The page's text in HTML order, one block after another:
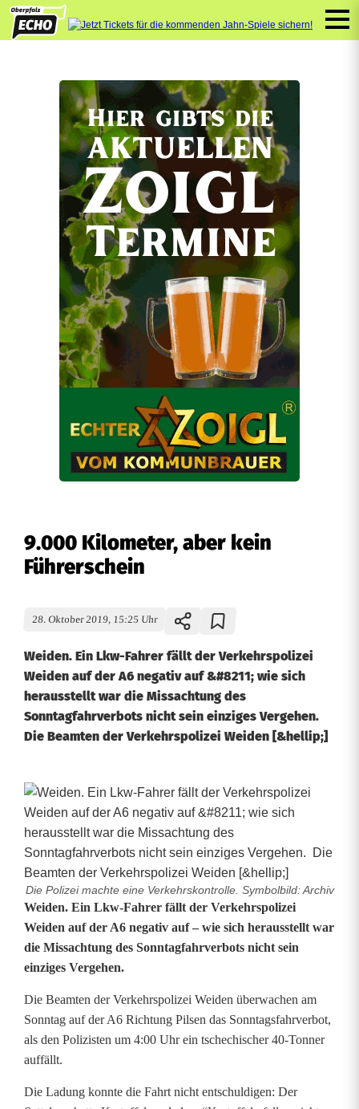
9.000 Kilometer, aber kein
Führerschein
28. Oktober 2019, 15:25 Uhr
Weiden. Ein Lkw-Fahrer fällt der Verkehrspolizei
Weiden auf der A6 negativ auf &#8211; wie sich
herausstellt war die Missachtung des
Sonntagfahrverbots nicht sein einziges Vergehen.
Die Beamten der Verkehrspolizei Weiden [&hellip;]
Die Polizei machte eine Verkehrskontrolle. Symbolbild: Archiv
9
.
0
0
0
K
i
Weiden. Ein Lkw-Fahrer fällt der Verkehrspolizei
Weiden auf der A6 negativ auf – wie sich herausstellt war
die Missachtung des Sonntagfahrverbots nicht sein
einziges Vergehen.
Die Beamten der Verkehrspolizei Weiden überwachen am
Sonntag auf der A6 Richtung Pilsen das Sonntagsfahrverbot,
als den Polizisten um 4:00 Uhr ein tschechischer 40-Tonner
auffällt.
Die Ladung konnte die Fahrt nicht entschuldigen: Der